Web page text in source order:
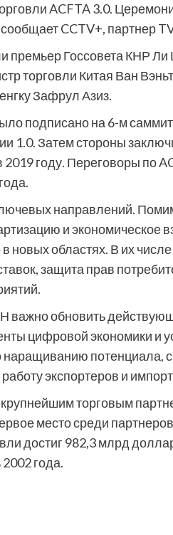
ACFTA 3.0.
CCTV+, партнер
премьер Госсовета КНР
торговли Китая Ван
Зафрул Азиз.
подписано на 6-м
1.0. Затем стороны
2019 году. Переговоры по
направлений.
и экономическое
новых областях. В их
защита прав
важно обновить
цифровой экономики и
потенциала,
экспортеров и
крупнейшим торговым
место среди
достиг 982,3 млрд
года.